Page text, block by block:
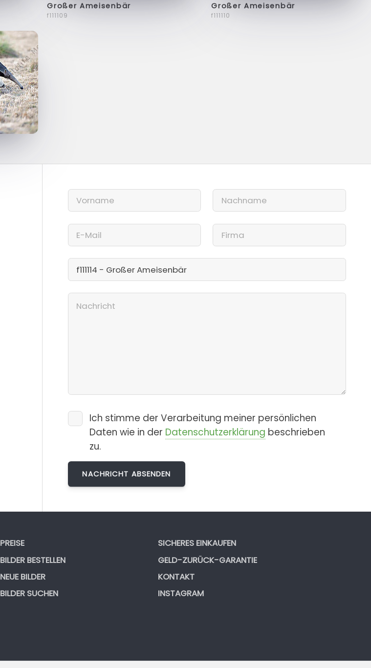
Großer Ameisenbär
f111109
Großer Ameisenbär
f111110
Ich stimme der Verarbeitung meiner persönlichen
Daten wie in der Datenschutzerklärung beschrieben
zu.
PREISE
BILDER BESTELLEN
NEUE BILDER
BILDER SUCHEN
SICHERES EINKAUFEN
GELD-ZURÜCK-GARANTIE
KONTAKT
INSTAGRAM